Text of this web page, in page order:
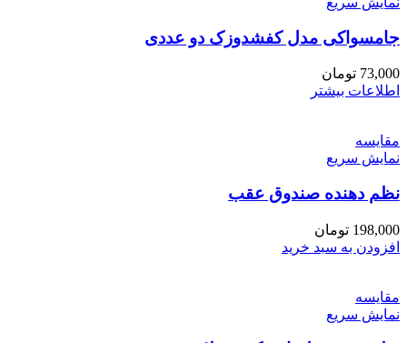
جامسواکی مدل کفشدوزک دو عددی
73,000 تومان
اطلاعات بیشتر
مقايسه
نمایش سریع
نظم دهنده صندوق عقب
198,000 تومان
افزودن به سبد خرید
مقايسه
نمایش سریع